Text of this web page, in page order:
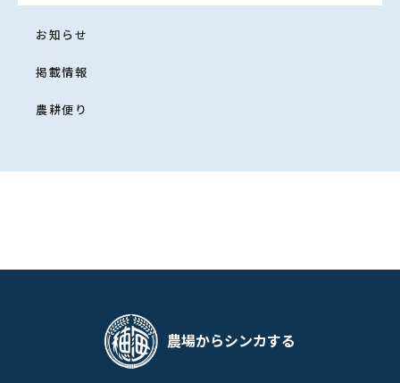
お知らせ
掲載情報
農耕便り
農場からシンカする